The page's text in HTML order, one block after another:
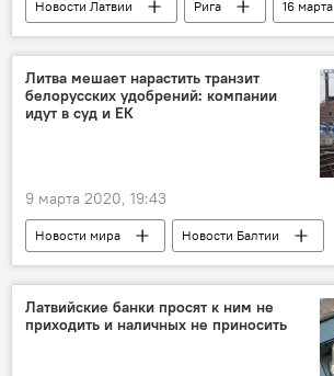
Новости Латвии Рига
16 марта
легион СС
Литва мешает нарастить транзит
белорусских удобрений: компании
идут в суд и ЕК
9 марта 2020, 19:43
Новости мира
Новости Балтии
Литва
Литовские железные дороги
Латвийские банки просят к ним не
приходить и наличных не приносить